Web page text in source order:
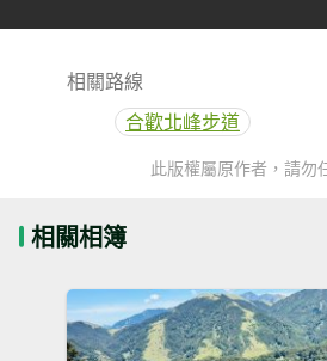
相關路線
合歡北峰步道
此版權屬原作者，請勿
相關相簿